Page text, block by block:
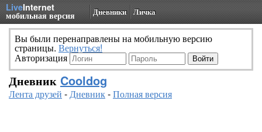
LiveInternet
мобильная версия Дневники Личка
Вы были перенаправлены на мобильную версию
страницы. Вернуться!
Авторизация
Дневник Cooldog
Лента друзей -Дневник-Полная версия